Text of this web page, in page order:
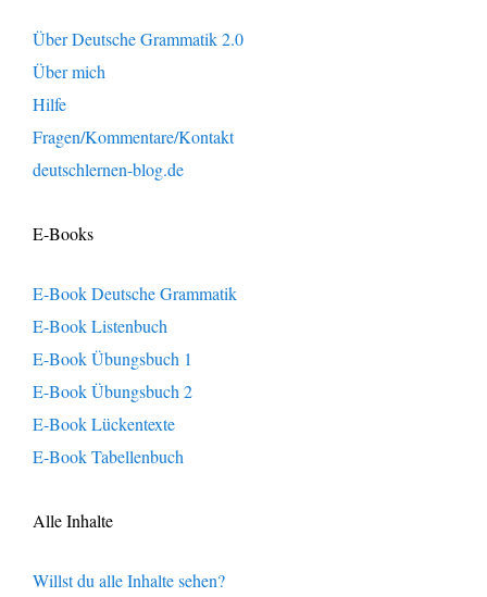
Über Deutsche Grammatik 2.0
Über mich
Hilfe
Fragen/Kommentare/Kontakt
deutschlernen-blog.de
E-Books
E-Book Deutsche Grammatik
E-Book Listenbuch
E-Book Übungsbuch 1
E-Book Übungsbuch 2
E-Book Lückentexte
E-Book Tabellenbuch
Alle Inhalte
Willst du alle Inhalte sehen?